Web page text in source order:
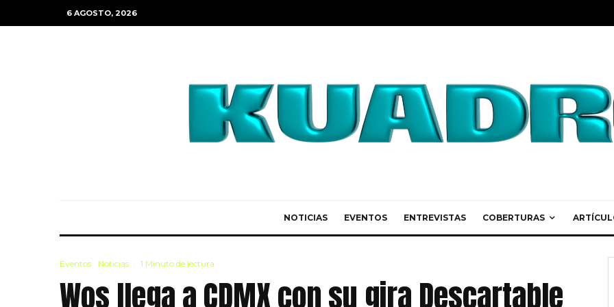
6 AGOSTO, 2026
NOTICIAS EVENTOS ENTREVISTAS COBERTURAS
Eventos Noticias · 1 Minuto de lectura
Wos llega a CDMX con su gira Descartable